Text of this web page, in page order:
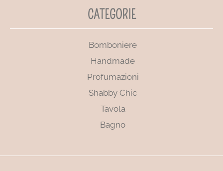
CATEGORIE
Bomboniere
Handmade
Profumazioni
Shabby Chic
Tavola
Bagno